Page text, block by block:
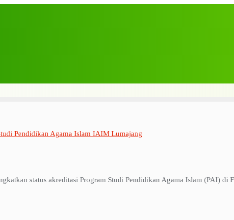
Pendidikan Agama Islam IAIM Lumajang
status akreditasi Program Studi Pendidikan Agama Islam (PAI) di